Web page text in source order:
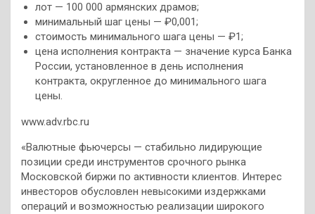
лот — 100 000 армянских драмов;
минимальный шаг цены — ₽0,001;
стоимость минимального шага цены — ₽1;
цена исполнения контракта — значение курса Банка
России, установленное в день исполнения
контракта, округленное до минимального шага
цены.
www.adv.rbc.ru
«Валютные фьючерсы — стабильно лидирующие
позиции среди инструментов срочного рынка
Московской биржи по активности клиентов. Интерес
инвесторов обусловлен невысокими издержками
операций и возможностью реализации широкого